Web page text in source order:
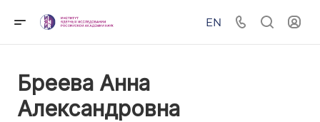
EN
Бреева Анна
Александровна